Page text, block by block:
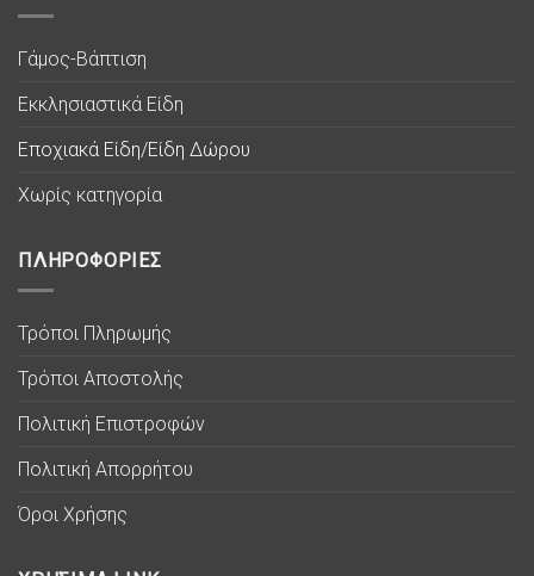
Γάμος-Βάπτιση
Εκκλησιαστικά Είδη
Εποχιακά Είδη/Είδη Δώρου
Χωρίς κατηγορία
ΠΛΗΡΟΦΟΡΙΕΣ
Τρόποι Πληρωμής
Τρόποι Αποστολής
Πολιτική Επιστροφών
Πολιτική Απορρήτου
Όροι Χρήσης